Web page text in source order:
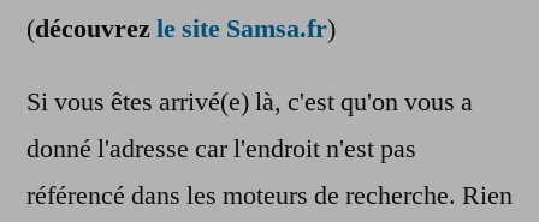
(découvrezle site Samsa.fr)
Si vous êtes arrivé(e) là, c'est qu'on vous a
donné l'adresse car l'endroit n'est pas
référencé dans les moteurs de recherche. Rien